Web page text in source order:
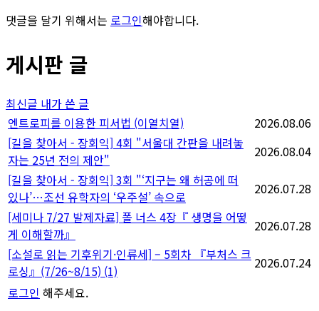
댓글을 달기 위해서는 로그인해야합니다.
게시판 글
최신글 내가 쓴 글
엔트로피를 이용한 피서법 (이열치열)
2026.08.06
[길을 찾아서 - 장회익] 4회 "서울대 간판을 내려놓
자는 25년 전의 제안"
2026.08.04
[길을 찾아서 - 장회익] 3회 "‘지구는 왜 허공에 떠
있나’…조선 유학자의 ‘우주설’ 속으로
2026.07.28
[세미나 7/27 발제자료] 폴 너스 4장『 생명을 어떻
게 이해할까』
2026.07.28
[소설로 읽는 기후위기·인류세] – 5회차 『부처스 크
로싱』(7/26~8/15) (1)
2026.07.24
로그인 해주세요.